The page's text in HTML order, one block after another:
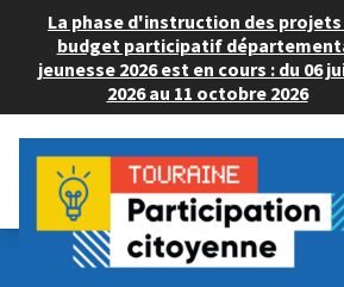
La phase d'instruction des projets
budget participatif
jeunesse 2026 est en cours : du 06
2026 au 11 octobre 2026
Budget Participatif JEUNESSE 2024
💡 Consulter les projets déposés